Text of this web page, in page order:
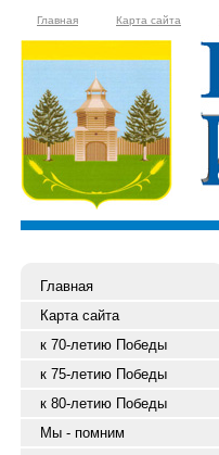
Главная Карта сайта
Главная
Карта сайта
к 70-летию Победы
к 75-летию Победы
к 80-летию Победы
Мы - помним